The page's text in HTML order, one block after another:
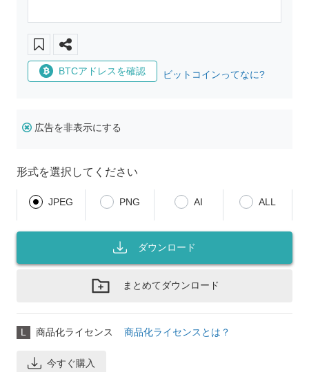
BTCアドレスを確認 ビットコインってなに?
広告を非表示にする
形式を選択してください
JPEG PNG AI ALL
ダウンロード
まとめてダウンロード
L 商品化ライセンス 商品化ライセンスとは？
今すぐ購入